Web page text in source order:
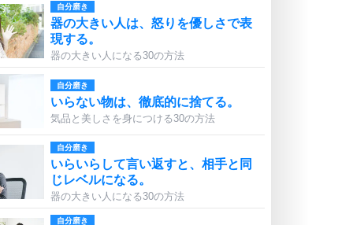
自分磨き
器の大きい人は、怒りを優しさで表
現する。
器の大きい人になる30の方法
自分磨き
いらない物は、徹底的に捨てる。
気品と美しさを身につける30の方法
自分磨き
いらいらして言い返すと、相手と同
じレベルになる。
器の大きい人になる30の方法
自分磨き